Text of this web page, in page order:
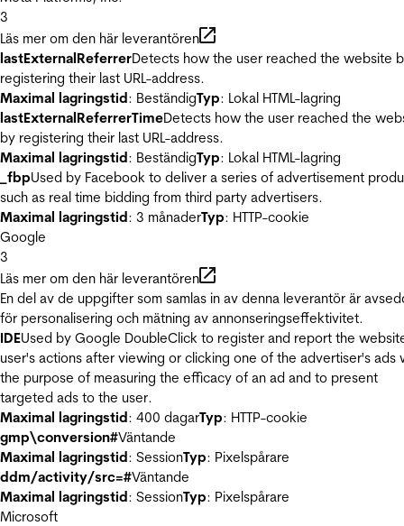
3
Läs mer om den här leverantören
lastExternalReferrerDetects how the user reached the website
registering their last URL-address.
Maximal lagringstid: BeständigTyp: Lokal HTML-lagring
lastExternalReferrerTimeDetects how the user reached the
by registering their last URL-address.
Maximal lagringstid: BeständigTyp: Lokal HTML-lagring
_fbpUsed by Facebook to deliver a series of advertisement
such as real time bidding from third party advertisers.
Maximal lagringstid: 3 månaderTyp: HTTP-cookie
Google
3
Läs mer om den här leverantören
En del av de uppgifter som samlas in av denna leverantör är
för personalisering och mätning av annonseringseffektivitet.
IDEUsed by Google DoubleClick to register and report the
user's actions after viewing or clicking one of the advertiser's ads
the purpose of measuring the efficacy of an ad and to present
targeted ads to the user.
Maximal lagringstid: 400 dagarTyp: HTTP-cookie
gmp\conversion#Väntande
Maximal lagringstid: SessionTyp: Pixelspårare
ddm/activity/src=#Väntande
Maximal lagringstid: SessionTyp: Pixelspårare
Microsoft